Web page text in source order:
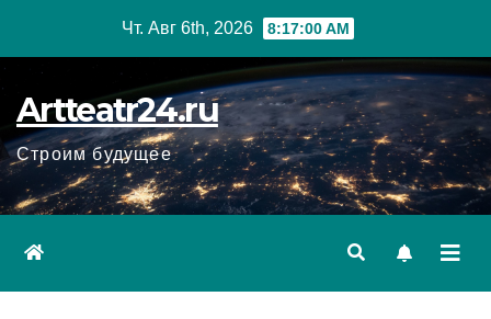
Чт. Авг 6th, 2026 8:17:01 AM
Artteatr24.ru
Строим будущее